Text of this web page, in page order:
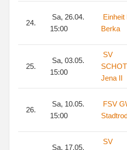
24.
Sa, 26.04.
15:00
Einheit
Berka
25.
Sa, 03.05.
15:00
SV
Jena II
26.
Sa, 10.05.
15:00
FSV
Sa, 17.05.
SV